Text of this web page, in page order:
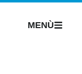
MENÙ